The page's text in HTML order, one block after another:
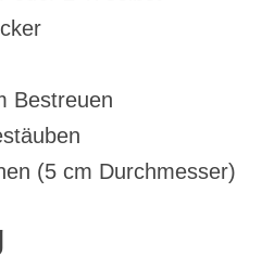
Bestreuen
(5 cm Durchmesser)